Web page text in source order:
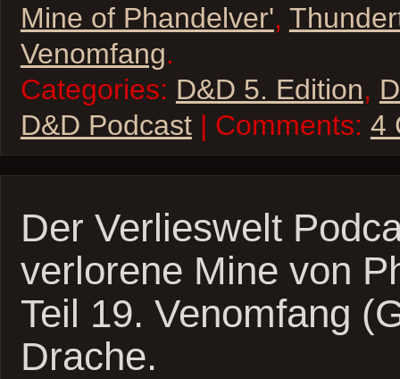
Mine of Phandelver',
Venomfang.
Categories: D&D 5. Edition,
D&D Podcast| Comments: 4
Der Verlieswelt
verlorene Mine von
Teil 19. Venomfang
Drache.